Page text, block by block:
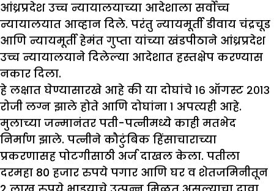
आंध्रप्रदेश उच्च न्यायालयाच्या आदेशाला सर्वोच्च
न्यायालयात आव्हान दिले. परंतु न्यायमूर्ती डीवाय चंद्रचूड
आणि न्यायमूर्ती हेमंत गुप्ता यांच्या खंडपीठाने आंध्रप्रदेश
उच्च न्यायालयाने दिलेल्या आदेशात हस्तक्षेप करण्यास
नकार दिला.
हे लक्षात घेण्यासारखे आहे की या दोघांचे १६ ऑगस्ट २०१३
रोजी लग्न झाले होते आणि दोघांना १ अपत्यही आहे.
मुलाच्या जन्मानंतर पती-पत्नीमध्ये काही मतभेद
निर्माण झाले. पत्नीने कौटुंबिक हिंसाचाराच्या
प्रकरणासह पोटगीसाठी अर्ज दाखल केला. पतीला
दरमहा 80 हजार रुपये पगार आणि घर व शेतजमिनीतून